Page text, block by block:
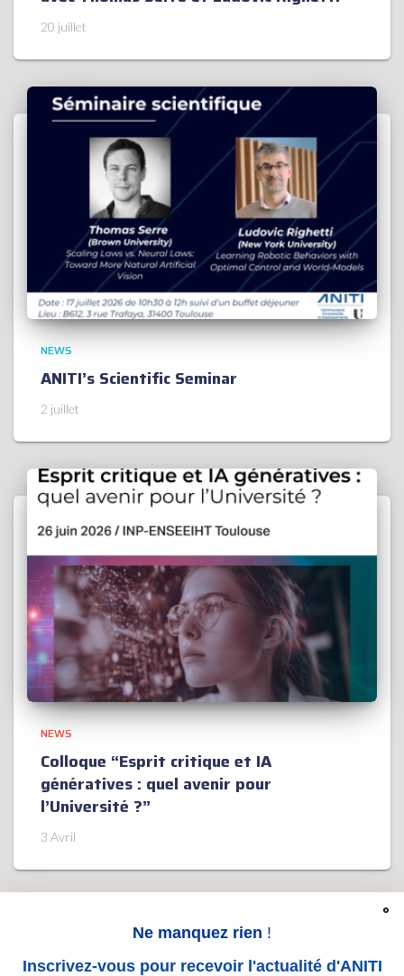
Ne manquez rien !
Inscrivez-vous pour recevoir l'actualité d'ANITI
20 juillet
NEWS
ANITI’s Scientific Seminar
2 juillet
NEWS
Colloque “Esprit critique et IA
génératives : quel avenir pour
l’Université ?”
3 Avril
THESIS